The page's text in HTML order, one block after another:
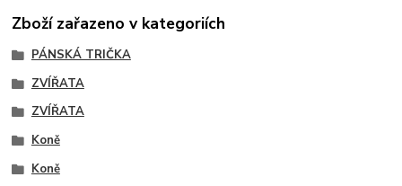
Zboží zařazeno v kategoriích
PÁNSKÁ TRIČKA
ZVÍŘATA
ZVÍŘATA
Koně
Koně